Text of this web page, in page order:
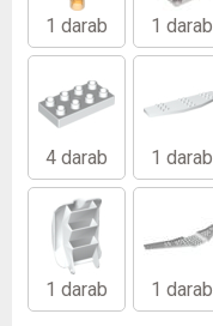
1 darab 1 darab
4 darab 1 darab
1 darab 1 darab